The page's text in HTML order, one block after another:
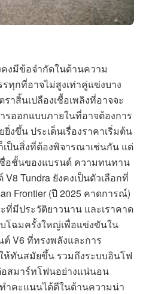
คงมีข้อจำกัดในด้านความ
ทุกที่อาจไม่สูงเท่าคู่แข่งบาง
าสิ้นเปลืองเชื้อเพลิงที่อาจจะ
รออกแบบภายในที่อาจต้องการ
งขึ้น ประเด็นเรื่องราคาเริ่มต้น
ป็นสิ่งที่ต้องพิจารณาเช่นกัน แต่
อชั้นของแบรนด์ ความทนทาน
Tundra ยังคงเป็นตัวเลือกที่
Frontier (ปี 2025 คาดการณ์)
ที่มีประวัติยาวนาน และเราคาด
โฉมครั้งใหญ่เพื่อแข่งขันใน
ต์ V6 ที่ทรงพลังและการ
ห้ทันสมัยขึ้น รวมถึงระบบอินโฟ
อสมาร์ทโฟนอย่างแน่นอน
ำคะแนนได้ดีในด้านความน่า